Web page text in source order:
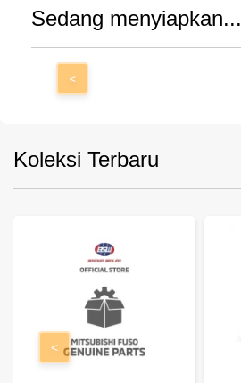
Sedang menyiapkan...
<
Koleksi Terbaru
<